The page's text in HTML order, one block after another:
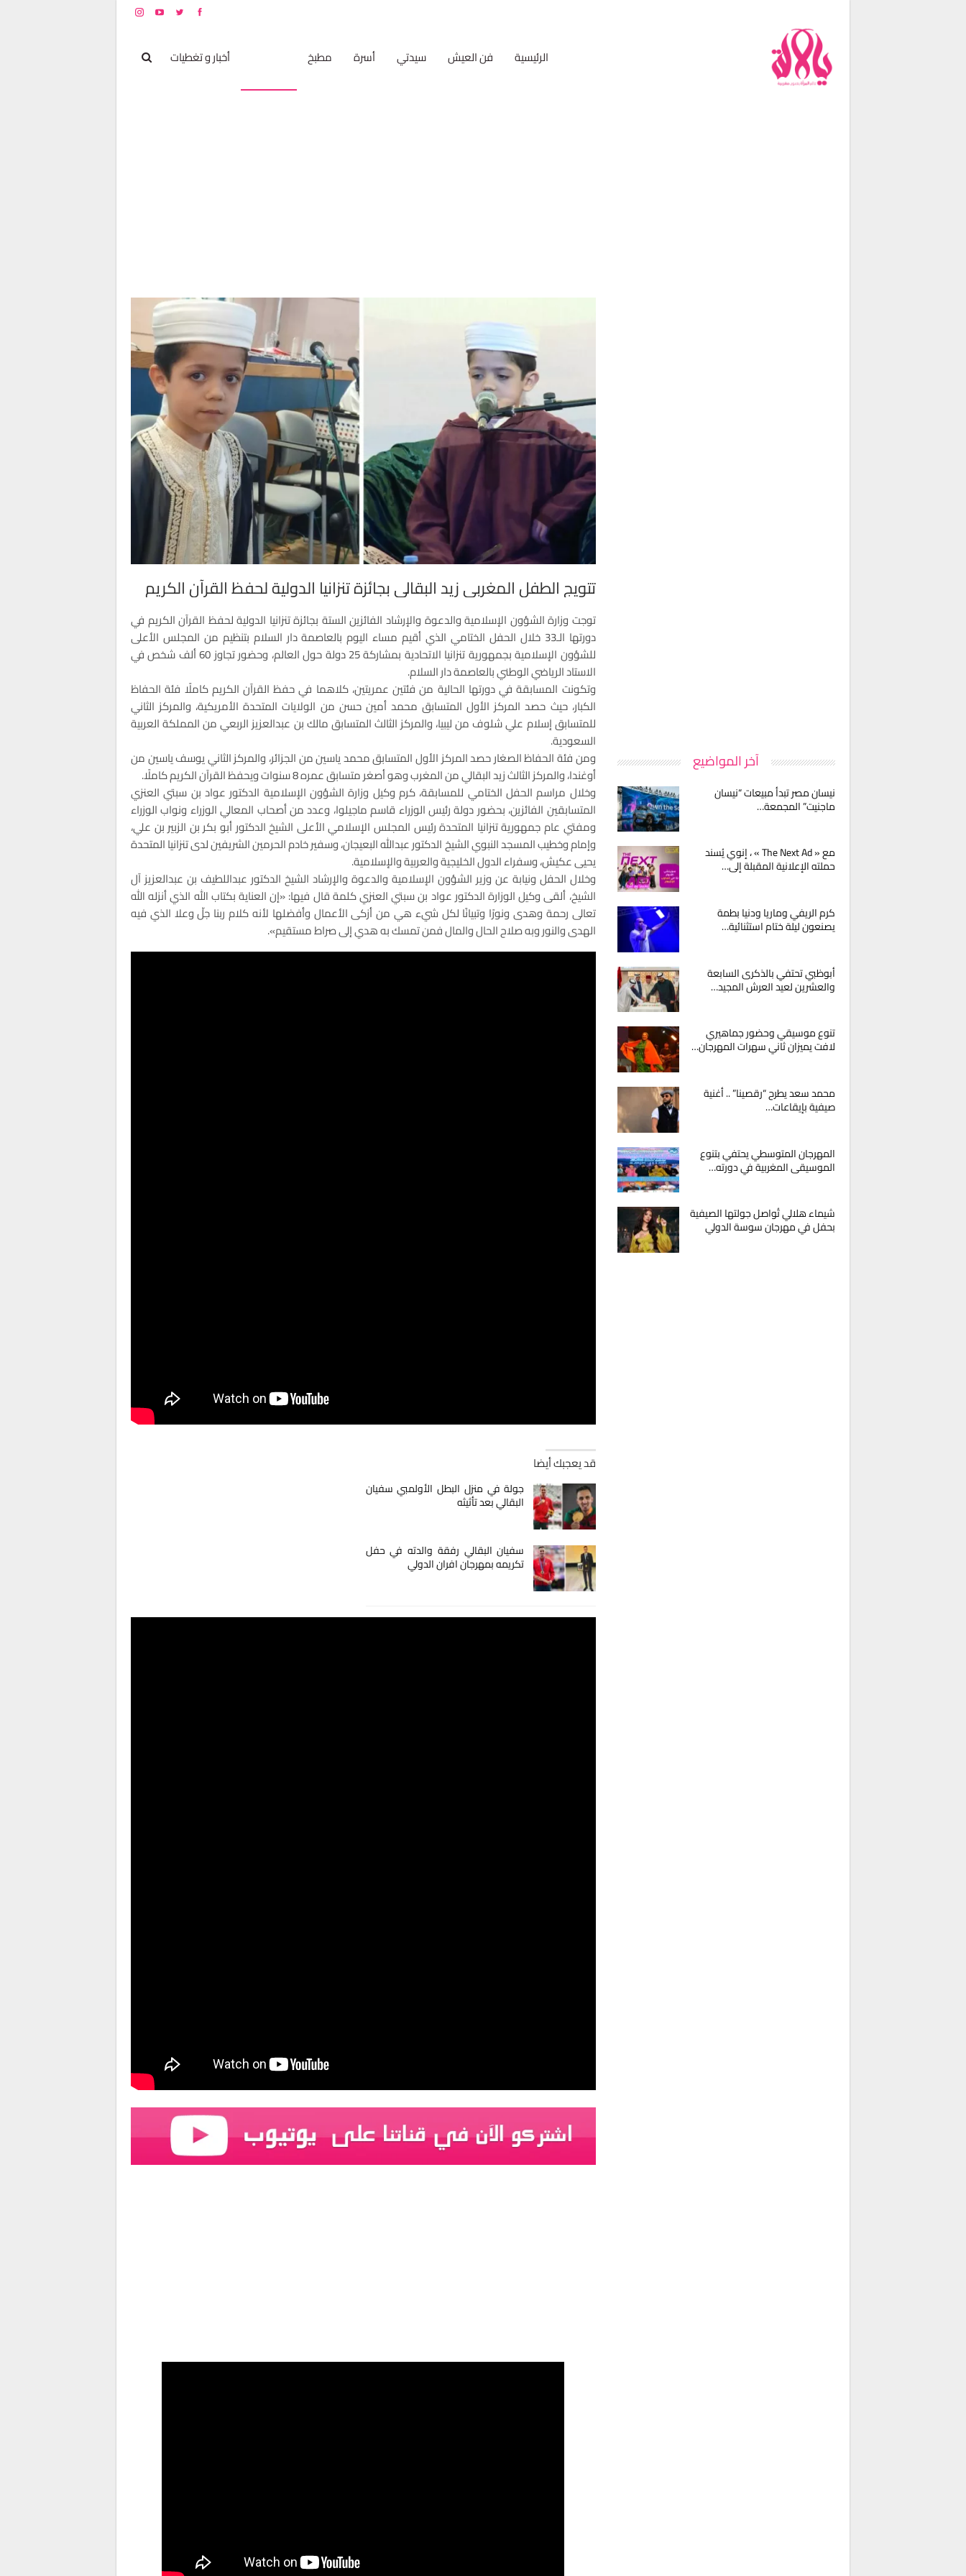
الرئيسية فن العيش سيدتي أسرة مطبخ أخبار و تغطيات
تتويج الطفل المغربي زيد البقالي بجائزة تنزانيا الدولية لحفظ القرآن الكريم
توجت وزارة الشؤون الإسلامية والدعوة والإرشاد الفائزين الستة بجائزة تنزانيا الدولية لحفظ القرآن الكريم في
دورتها الـ33 خلال الحفل الختامي الذي أقيم مساء اليوم بالعاصمة دار السلام بتنظيم من المجلس الأعلى
للشؤون الإسلامية بجمهورية تنزانيا الاتحادية بمشاركة 25 دولة حول العالم، وحضور تجاوز 60 ألف شخص في
الاستاد الرياضي الوطني بالعاصمة دار السلام.
وتكونت المسابقة في دورتها الحالية من فئتين عمريتين، كلاهما في حفظ القرآن الكريم كاملًا فئة الحفاظ
الكبار، حيث حصد المركز الأول المتسابق محمد أمين حسن من الولايات المتحدة الأمريكية، والمركز الثاني
للمتسابق إسلام علي شلوف من ليبيا، والمركز الثالث المتسابق مالك بن عبدالعزيز الربعي من المملكة العربية
السعودية.
ومن فئة الحفاظ الصغار حصد المركز الأول المتسابق محمد ياسين من الجزائر، والمركز الثاني يوسف ياسين من
أوغندا، والمركز الثالث زيد البقالي من المغرب وهو أصغر متسابق عمره 8 سنوات ويحفظ القرآن الكريم كاملًا.
وخلال مراسم الحفل الختامي للمسابقة، كرم وكيل وزارة الشؤون الإسلامية الدكتور عواد بن سبتي العنزي
المتسابقين الفائزين، بحضور دولة رئيس الوزراء قاسم ماجيلوا، وعدد من أصحاب المعالي الوزراء ونواب الوزراء
ومفتي عام جمهورية تنزانيا المتحدة رئيس المجلس الإسلامي الأعلى الشيخ الدكتور أبو بكر بن الزبير بن علي،
وإمام وخطيب المسجد النبوي الشيخ الدكتور عبدالله البعيجان، وسفير خادم الحرمين الشريفين لدى تنزانيا المتحدة
يحيى عكيش، وسفراء الدول الخليجية والعربية والإسلامية.
وخلال الحفل ونيابة عن وزير الشؤون الإسلامية والدعوة والإرشاد الشيخ الدكتور عبداللطيف بن عبدالعزيز آل
الشيخ، ألقى وكيل الوزارة الدكتور عواد بن سبتي العنزي كلمة قال فيها: «إن العناية بكتاب الله الذي أنزله الله
تعالى رحمة وهدى ونورًا وتبيانًا لكل شيء هي من أزكى الأعمال وأفضلها لأنه كلام ربنا جلّ وعلا الذي فيه
الهدى والنور وبه صلاح الحال والمال فمن تمسك به هدي إلى صراط مستقيم».
قد يعجبك أيضا
جولة في منزل البطل الأولمبي سفيان
البقالي بعد تأثيثه
سفيان البقالي رفقة والدته في حفل
تكريمه بمهرجان افران الدولي
آخر المواضيع
نيسان مصر تبدأ مبيعات “نيسان
ماجنيت” المجمعة…
مع « The Next Ad » ، إنوي يُسند
حملته الإعلانية المقبلة إلى…
كرم الريفي وماريا ودنيا بطمة
يصنعون ليلة ختام استثنائية…
أبوظبي تحتفي بالذكرى السابعة
والعشرين لعيد العرش المجيد…
تنوع موسيقي وحضور جماهيري
لافت يميزان ثاني سهرات المهرجان…
محمد سعد يطرح “رقصينا” .. أغنية
صيفية بإيقاعات…
المهرجان المتوسطي يحتفي بتنوع
الموسيقى المغربية في دورته…
شيماء هلالي تُواصل جولتها الصيفية
بحفل في مهرجان سوسة الدولي